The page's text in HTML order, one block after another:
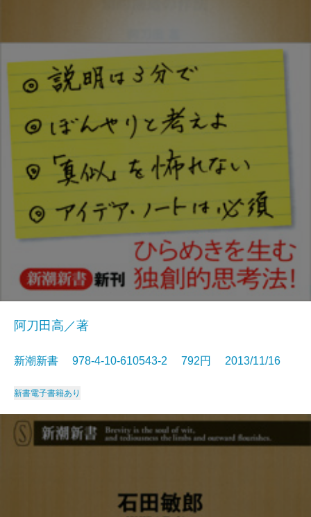
阿刀田高／著
新潮新書 978-4-10-610543-2 792円 2013/11/16
新書電子書籍あり